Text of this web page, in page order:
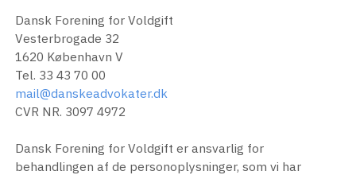
Dansk Forening for Voldgift
Vesterbrogade 32
1620 København V
Tel. 33 43 70 00
mail@danskeadvokater.dk
CVR NR. 3097 4972
Dansk Forening for Voldgift er ansvarlig for
behandlingen af de personoplysninger, som vi har